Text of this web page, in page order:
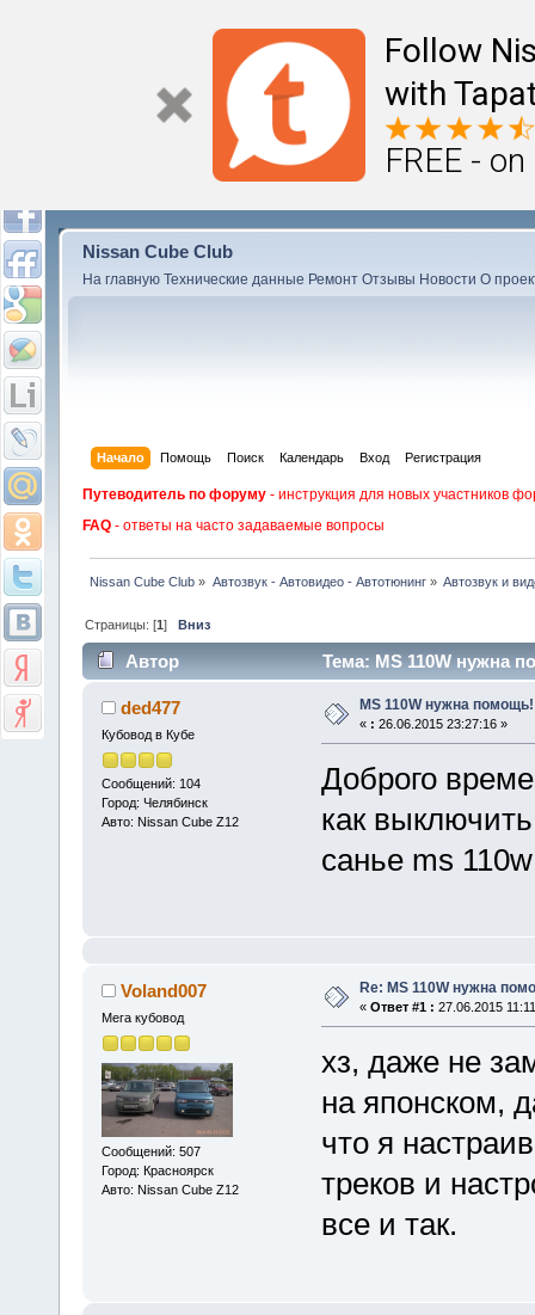
Follow
with
FREE -
Nissan Cube Club
На главную Технические данные Ремонт Отзывы Новости О
Начало Помощь Поиск Календарь Вход Регистрация
Путеводитель по форуму - инструкция для новых участников
FAQ - ответы на часто задаваемые вопросы
Nissan Cube Club » Автозвук - Автовидео - Автотюнинг» Автозвук и
Страницы: [1]Вниз
Автор Тема: MS 110W нужна
ded477
Кубовод в Кубе
Сообщений: 104
Город: Челябинск
Авто: Nissan Cube Z12
MS 110W нужна помощь!
« : 26.06.2015 23:27:16 »
Доброго
как
санье ms
Voland007
Мега кубовод
Сообщений: 507
Город: Красноярск
Авто: Nissan Cube Z12
Re: MS 110W нужна
« Ответ #1 : 27.06.2015
хз, даже не
на японском,
что я
треков и
все и так.